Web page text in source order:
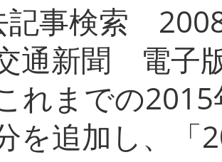
記事検索
通新聞 電子
れまでの
を追加し、「